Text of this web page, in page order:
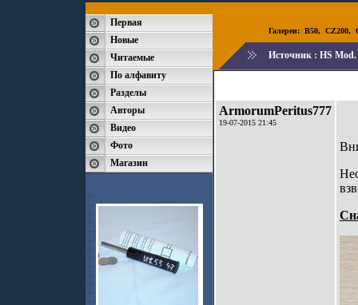
Первая
Новые
Читаемые
По алфавиту
Разделы
Авторы
Видео
Фото
Магазин
Галереи: B50, CZ200,
Источник : HS Mod.
ArmorumPeritus777
19-07-2015 21:45